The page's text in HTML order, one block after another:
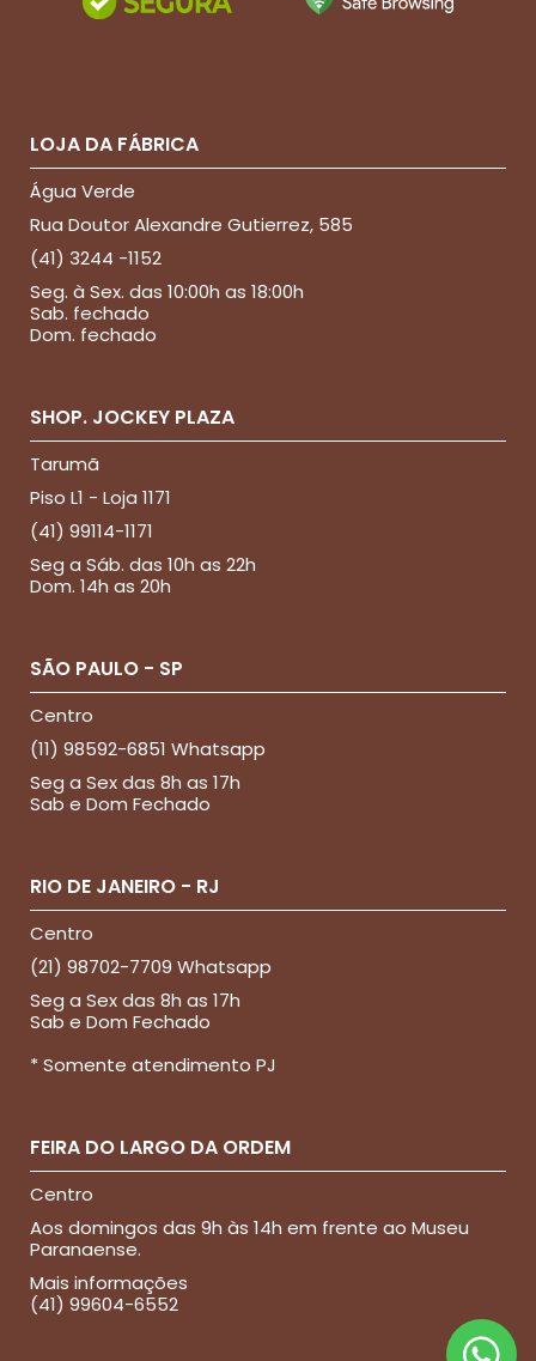
LOJA DA FÁBRICA
Água Verde
Rua Doutor Alexandre Gutierrez, 585
(41) 3244 -1152
Seg. à Sex. das 10:00h as 18:00h
Sab. fechado
Dom. fechado
SHOP. JOCKEY PLAZA
Tarumã
Piso L1 - Loja 1171
(41) 99114-1171
Seg a Sáb. das 10h as 22h
Dom. 14h as 20h
SÃO PAULO - SP
Centro
(11) 98592-6851 Whatsapp
Seg a Sex das 8h as 17h
Sab e Dom Fechado
RIO DE JANEIRO - RJ
Centro
(21) 98702-7709 Whatsapp
Seg a Sex das 8h as 17h
Sab e Dom Fechado
* Somente atendimento PJ
FEIRA DO LARGO DA ORDEM
Centro
Aos domingos das 9h às 14h em frente ao Museu
Paranaense.
Mais informações
(41) 99604-6552